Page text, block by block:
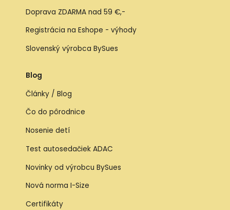
Doprava ZDARMA nad 59 €,-
Registrácia na Eshope - výhody
Slovenský výrobca BySues
Blog
Články / Blog
Čo do pôrodnice
Nosenie detí
Test autosedačiek ADAC
Novinky od výrobcu BySues
Nová norma I-Size
Certifikáty